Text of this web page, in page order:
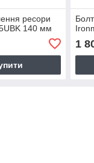
ресори
140 мм
1